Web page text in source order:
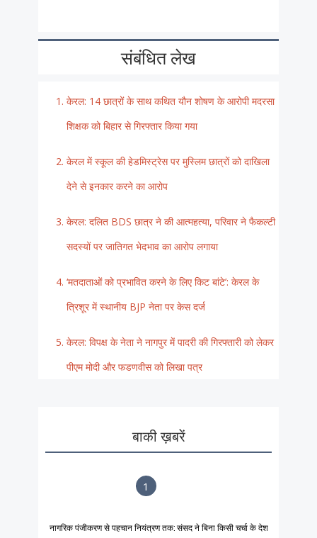
संबंधित लेख
केरल: 14 छात्रों के साथ कथित यौन शोषण के आरोपी मदरसा
शिक्षक को बिहार से गिरफ्तार किया गया
केरल में स्कूल की हेडमिस्ट्रेस पर मुस्लिम छात्रों को दाखिला
देने से इनकार करने का आरोप
केरल: दलित BDS छात्र ने की आत्महत्या, परिवार ने फैकल्टी
सदस्यों पर जातिगत भेदभाव का आरोप लगाया
‘मतदाताओं को प्रभावित करने के लिए किट बांटे’: केरल के
त्रिशूर में स्थानीय BJP नेता पर केस दर्ज
केरल: विपक्ष के नेता ने नागपुर में पादरी की गिरफ्तारी को लेकर
पीएम मोदी और फडणवीस को लिखा पत्र
बाकी ख़बरें
1
नागरिक पंजीकरण से पहचान नियंत्रण तक: संसद ने बिना किसी चर्चा के देश